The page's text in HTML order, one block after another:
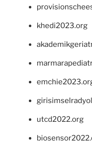
khedi2023.org
utcd2022.org